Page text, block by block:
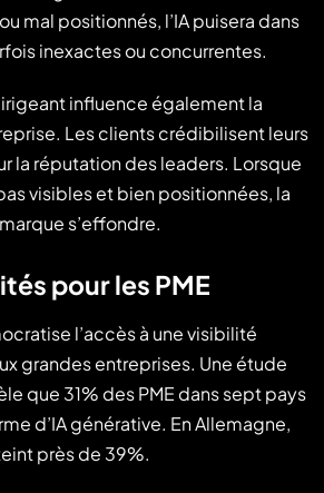
mal positionnés, l’IA puisera dans
inexactes ou concurrentes.
influence également la
Les clients crédibilisent leurs
la réputation des leaders. Lorsque
visibles et bien positionnées, la
s’effondre.
pour les PME
l’accès à une visibilité
grandes entreprises. Une étude
que 31% des PME dans sept pays
d’IA générative. En Allemagne,
près de 39%.